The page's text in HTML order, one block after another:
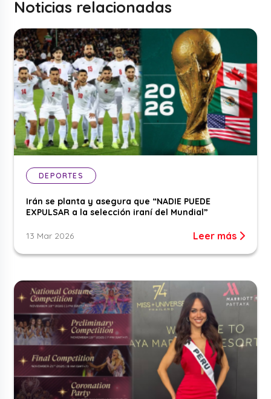
Noticias relacionadas
DEPORTES
Irán se planta y asegura que “NADIE PUEDE
EXPULSAR a la selección iraní del Mundial”
13 Mar 2026 Leer más